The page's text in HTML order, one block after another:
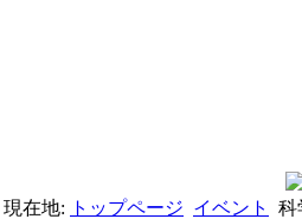
現在地: トップページ イベント
科